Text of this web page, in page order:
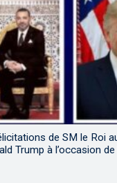
de SM le Roi
Trump à l’occasion